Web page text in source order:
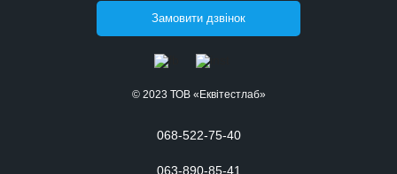
Замовити дзвінок
© 2023 ТОВ «Еквітестлаб»
068-522-75-40
063-890-85-41